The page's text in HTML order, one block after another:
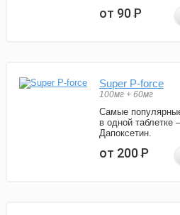
от 90Р
Super P-force
100мг + 60мг
Самые
в одной таблетке
Дапоксетин.
от 200Р